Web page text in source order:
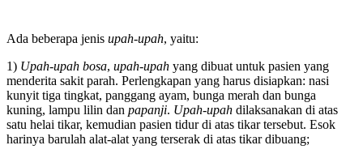
Ada beberapa jenis upah-upah, yaitu:
1) Upah-upah bosa, upah-upah yang dibuat untuk pasien yang
menderita sakit parah. Perlengkapan yang harus disiapkan: nasi
kunyit tiga tingkat, panggang ayam, bunga merah dan bunga
kuning, lampu lilin dan papanji. Upah-upah dilaksanakan di atas
satu helai tikar, kemudian pasien tidur di atas tikar tersebut. Esok
harinya barulah alat-alat yang terserak di atas tikar dibuang;